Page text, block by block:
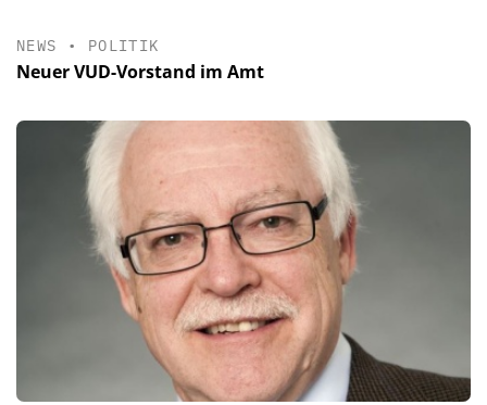
NEWS • POLITIK
Neuer VUD-Vorstand im Amt